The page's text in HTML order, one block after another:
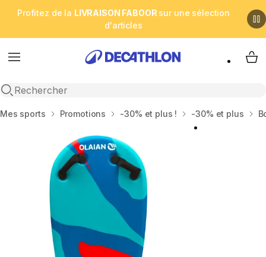
Profitez de la LIVRAISON FABOOR sur une sélection
d'articles
Menu
Open search
My
Accueil
Mes sports Promotions -30% et plus ! -30% et plus